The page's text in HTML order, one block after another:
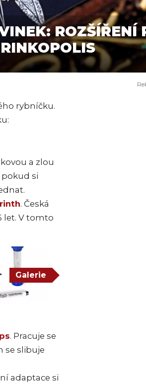
ROZŠÍŘENÍ
rybníčku.
a zlou
pokud si
. Česká
let. V tomto
Galerie
. Pracuje se
se slibuje
adaptace si